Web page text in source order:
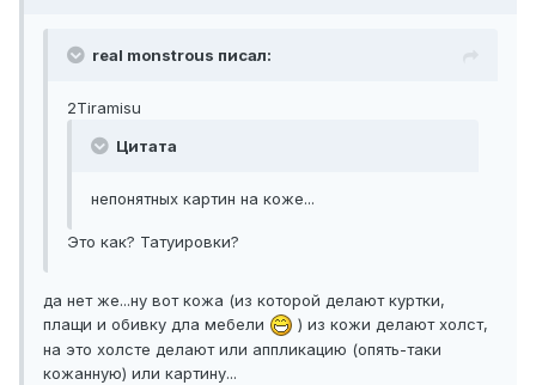
real monstrous писал:
2Tiramisu
Цитата
непонятных картин на коже...
Это как? Татуировки?
да нет же...ну вот кожа (из которой делают куртки,
плащи и обивку дла мебели
) из кожи делают холст,
на это холсте делают или аппликацию (опять-таки
кожанную) или картину...